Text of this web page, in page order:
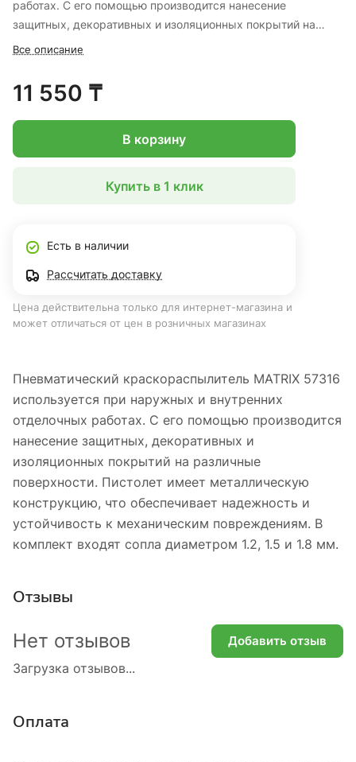
работах. С его помощью производится нанесение
защитных, декоративных и изоляционных покрытий на
различные поверхности. Пистолет имеет металлическую
устойчивость к механическим повреждениям. В комплект
входят сопла диаметром 1.2, 1.5 и 1.8 мм.
Все описание
11 550 ₸
В корзину
Купить в 1 клик
Есть в наличии
Рассчитать доставку
Цена действительна только для интернет-магазина и
может отличаться от цен в розничных магазинах
Пневматический краскораспылитель MATRIX 57316
используется при наружных и внутренних
отделочных работах. С его помощью производится
нанесение защитных, декоративных и
изоляционных покрытий на различные
поверхности. Пистолет имеет металлическую
конструкцию, что обеспечивает надежность и
устойчивость к механическим повреждениям. В
комплект входят сопла диаметром 1.2, 1.5 и 1.8 мм.
Отзывы
Загрузка отзывов...
Нет отзывов Добавить отзыв
Оплата